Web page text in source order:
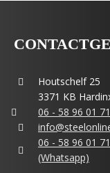
Houtschelf 25
3371 KB
06 - 58 96 01 71
06 - 58 96 01 71
(Whatsapp)